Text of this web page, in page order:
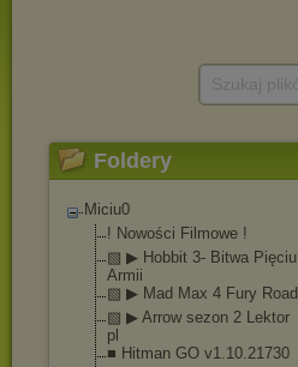
Foldery
Miciu0
! Nowości Filmowe !
▧ ▶ Hobbit 3- Bitwa Pięciu
Armii
▧ ▶ Mad Max 4 Fury Road
▧ ▶ Arrow sezon 2 Lektor
pl
■ Hitman GO v1.10.21730